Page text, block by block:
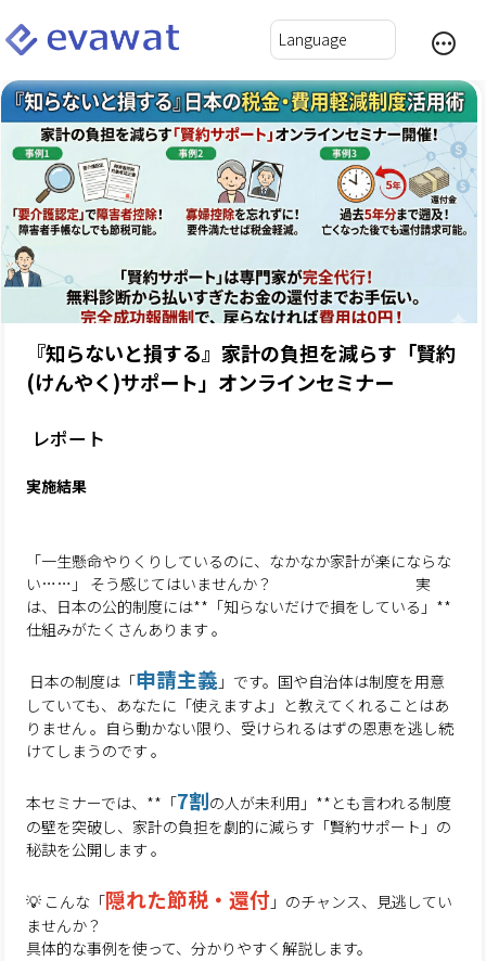
『知らないと損する』家計の負担を減らす「賢約
(けんやく)サポート」オンラインセミナー
レポート
実施結果
「一生懸命やりくりしているのに、なかなか家計が楽にならな
い……」 そう感じてはいませんか？ 実
は、日本の公的制度には**「知らないだけで損をしている」**
仕組みがたくさんあります 。
日本の制度は「申請主義 」です。国や自治体は制度を用意
していても、あなたに「使えますよ」と教えてくれることはあ
りません 。自ら動かない限り、受けられるはずの恩恵を逃し続
けてしまうのです 。
本セミナーでは、**「7割の人が未利用」**とも言われる制度
の壁を突破し、家計の負担を劇的に減らす「賢約サポート」の
秘訣を公開します 。
💡 こんな「隠れた節税・還付 」のチャンス、見逃してい
ませんか？
具体的な事例を使って、分かりやすく解説します。